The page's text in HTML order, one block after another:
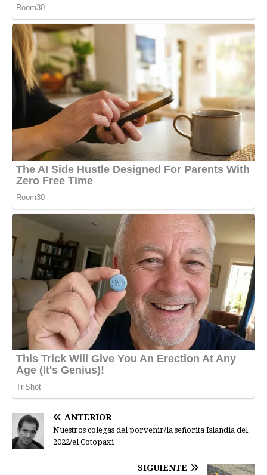
ANTERIOR
Nuestros colegas del porvenir/la señorita Islandia del
2022/el Cotopaxi
SIGUIENTE